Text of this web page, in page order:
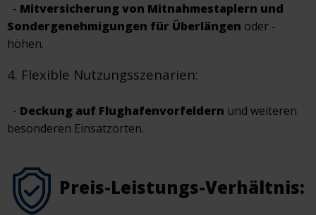
- Mitversicherung von Mitnahmestaplern und
Sondergenehmigungen für Überlängen oder -
höhen.
4. Flexible Nutzungsszenarien:
- Deckung auf Flughafenvorfeldern und weiteren
besonderen Einsatzorten.
Preis-Leistungs-Verhältnis: